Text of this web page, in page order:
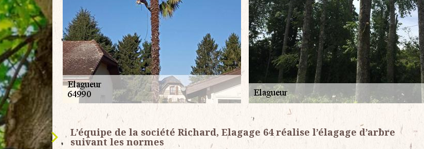
L’équipe de la société Richard, Elagage 64 réalise l’élagage d’arbre
suivant les normes